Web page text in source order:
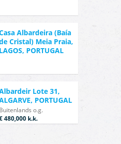
Albardeira (Baía
Cristal) Meia Praia,
LAGOS, PORTUGAL
Lote 31,
PORTUGAL
Buitenlands o.g.
480,000 k.k.